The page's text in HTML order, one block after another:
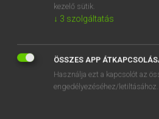
RÓLUNK
SÜTI
kezelő sütik.
↓ 3 szolgáltatás
ÖSSZES APP
Használja ezt a kapcsolót az
engedélyezéséhez/letiltásához.